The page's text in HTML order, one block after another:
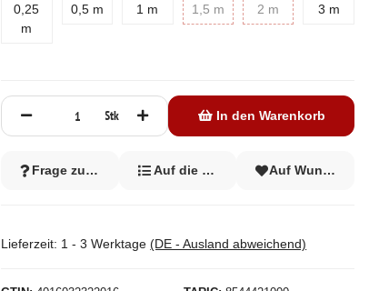
0,25
m
0,5 m0,5 m 1 m 1,5 m1,5 m 2 m 2 m 3 m3 m
Frage zum Artikel Auf die Vergleichsliste
Auf
Stk In den Warenkorb
Lieferzeit: 1 - 3 Werktage(DE - Ausland abweichend)